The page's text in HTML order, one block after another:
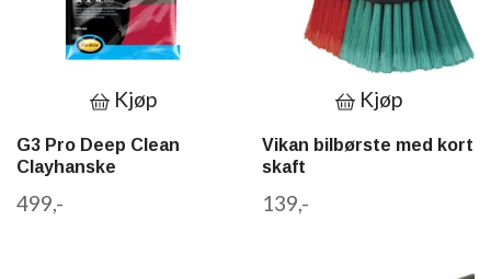
Kjøp
G3 Pro Deep Clean
Clayhanske
499,-
Kjøp
Vikan bilbørste med kort
skaft
139,-